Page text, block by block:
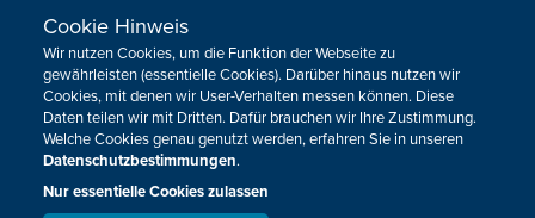
Sie haben noch Fragen oder Anmerkungen?
KONTAKTIEREN SIE UNS!
Impressum Datenschutz Kontakt
Barrierefreiheit
Cookie-Zustimmung anpassen
Design, Konzept & Programmierung:
Cookie Hinweis
Wir nutzen Cookies, um die Funktion der Webseite zu
gewährleisten (essentielle Cookies). Darüber hinaus nutzen wir
Cookies, mit denen wir User-Verhalten messen können. Diese
Daten teilen wir mit Dritten. Dafür brauchen wir Ihre Zustimmung.
Welche Cookies genau genutzt werden, erfahren Sie in unseren
Datenschutzbestimmungen.
Nur essentielle Cookies zulassen